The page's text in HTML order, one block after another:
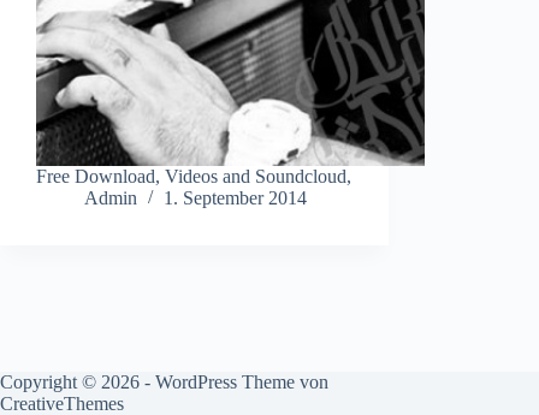
Free Download, Videos and Soundcloud,
Admin
1. September 2014
Copyright © 2026 - WordPress Theme von
CreativeThemes